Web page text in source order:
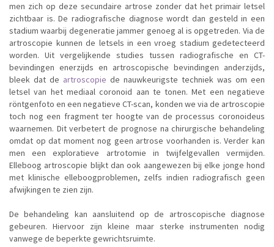
men zich op deze secundaire artrose zonder dat het primair letsel
zichtbaar is. De radiografische diagnose wordt dan gesteld in een
stadium waarbij degeneratie jammer genoeg al is opgetreden. Via de
artroscopie kunnen de letsels in een vroeg stadium gedetecteerd
worden. Uit vergelijkende studies tussen radiografische en CT-
bevindingen enerzijds en artroscopische bevindingen anderzijds,
bleek dat de artroscopie de nauwkeurigste techniek was om een
letsel van het mediaal coronoid aan te tonen. Met een negatieve
röntgenfoto en een negatieve CT-scan, konden we via de artroscopie
toch nog een fragment ter hoogte van de processus coronoideus
waarnemen. Dit verbetert de prognose na chirurgische behandeling
omdat op dat moment nog geen artrose voorhanden is. Verder kan
men een exploratieve artrotomie in twijfelgevallen vermijden.
Elleboog artroscopie blijkt dan ook aangewezen bij elke jonge hond
met klinische elleboogproblemen, zelfs indien radiografisch geen
afwijkingen te zien zijn.
De behandeling kan aansluitend op de artroscopische diagnose
gebeuren. Hiervoor zijn kleine maar sterke instrumenten nodig
vanwege de beperkte gewrichtsruimte.